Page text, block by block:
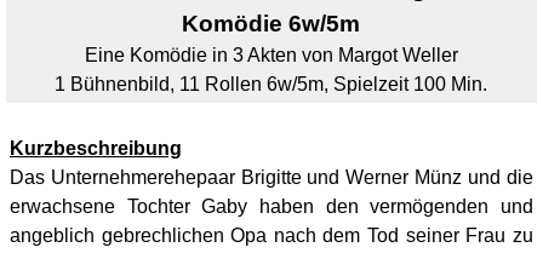
Komödie 6w/5m
Eine Komödie in 3 Akten von Margot Weller
1 Bühnenbild, 11 Rollen 6w/5m, Spielzeit 100 Min.
Kurzbeschreibung
Das Unternehmerehepaar Brigitte und Werner Münz und die
erwachsene Tochter Gaby haben den vermögenden und
angeblich gebrechlichen Opa nach dem Tod seiner Frau zu